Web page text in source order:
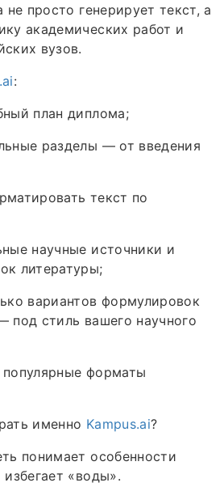
не просто генерирует текст, а
академических работ и
вузов.
:
план диплома;
разделы — от введения
текст по
научные источники и
литературы;
вариантов формулировок
стиль вашего научного
форматы
именно Kampus.ai?
понимает особенности
«воды».